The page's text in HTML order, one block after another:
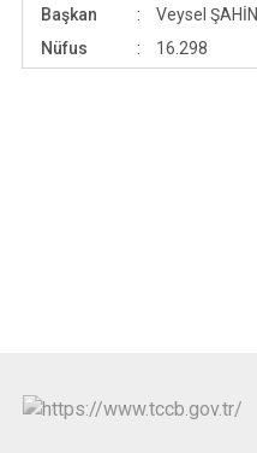
Başkan
Veysel ŞAHİN
Nüfus
16.298